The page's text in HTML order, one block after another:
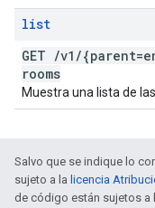
list
GET /v1 /
rooms
Muestra una lista de
Salvo que se indique lo
sujeto a la licencia
de código están sujetos a